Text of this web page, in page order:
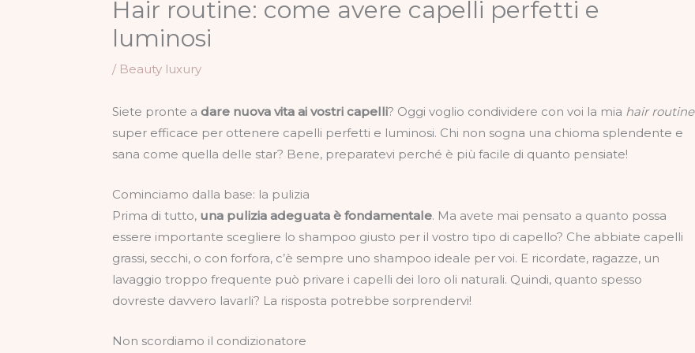
Hair routine: come avere capelli perfetti e
luminosi
/ Beauty luxury
Siete pronte a dare nuova vita ai vostri capelli? Oggi voglio condividere con voi la mia hair routine
super efficace per ottenere capelli perfetti e luminosi. Chi non sogna una chioma splendente e
sana come quella delle star? Bene, preparatevi perché è più facile di quanto pensiate!
Cominciamo dalla base: la pulizia
Prima di tutto, una pulizia adeguata è fondamentale. Ma avete mai pensato a quanto possa
essere importante scegliere lo shampoo giusto per il vostro tipo di capello? Che abbiate capelli
grassi, secchi, o con forfora, c’è sempre uno shampoo ideale per voi. E ricordate, ragazze, un
lavaggio troppo frequente può privare i capelli dei loro oli naturali. Quindi, quanto spesso
dovreste davvero lavarli? La risposta potrebbe sorprendervi!
Non scordiamo il condizionatore